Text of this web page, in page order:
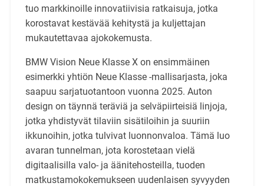
tuo markkinoille innovatiivisia ratkaisuja, jotka
korostavat kestävää kehitystä ja kuljettajan
mukautettavaa ajokokemusta.
BMW Vision Neue Klasse X on ensimmäinen
esimerkki yhtiön Neue Klasse -mallisarjasta, joka
saapuu sarjatuotantoon vuonna 2025. Auton
design on täynnä teräviä ja selväpiirteisiä linjoja,
jotka yhdistyvät tilaviin sisätiloihin ja suuriin
ikkunoihin, jotka tulvivat luonnonvaloa. Tämä luo
avaran tunnelman, jota korostetaan vielä
digitaalisilla valo- ja äänitehosteilla, tuoden
matkustamokokemukseen uudenlaisen syvyyden